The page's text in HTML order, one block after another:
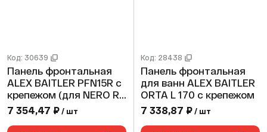
Код: 30639
Панель фронтальная
ALEX BAITLER PFN15R с
крепежом (для NERO R
150 )
7 354,47 ₽ / шт
Код: 28438
Панель фронтальная
для ванн ALEX BAITLER
ORTA L 170 с крепежом
7 338,87 ₽ / шт